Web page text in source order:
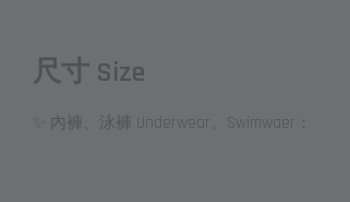
尺寸 Size
✨ 內褲、泳褲 Underwear、Swimwaer：